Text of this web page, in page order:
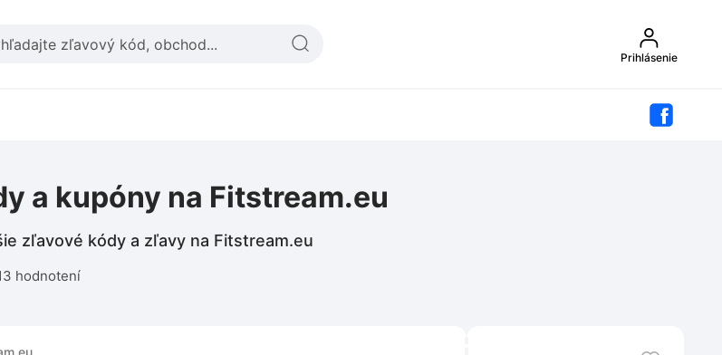
Prihlásenie
a kupóny na Fitstream.eu
zľavové kódy a zľavy na Fitstream.eu
hodnotení